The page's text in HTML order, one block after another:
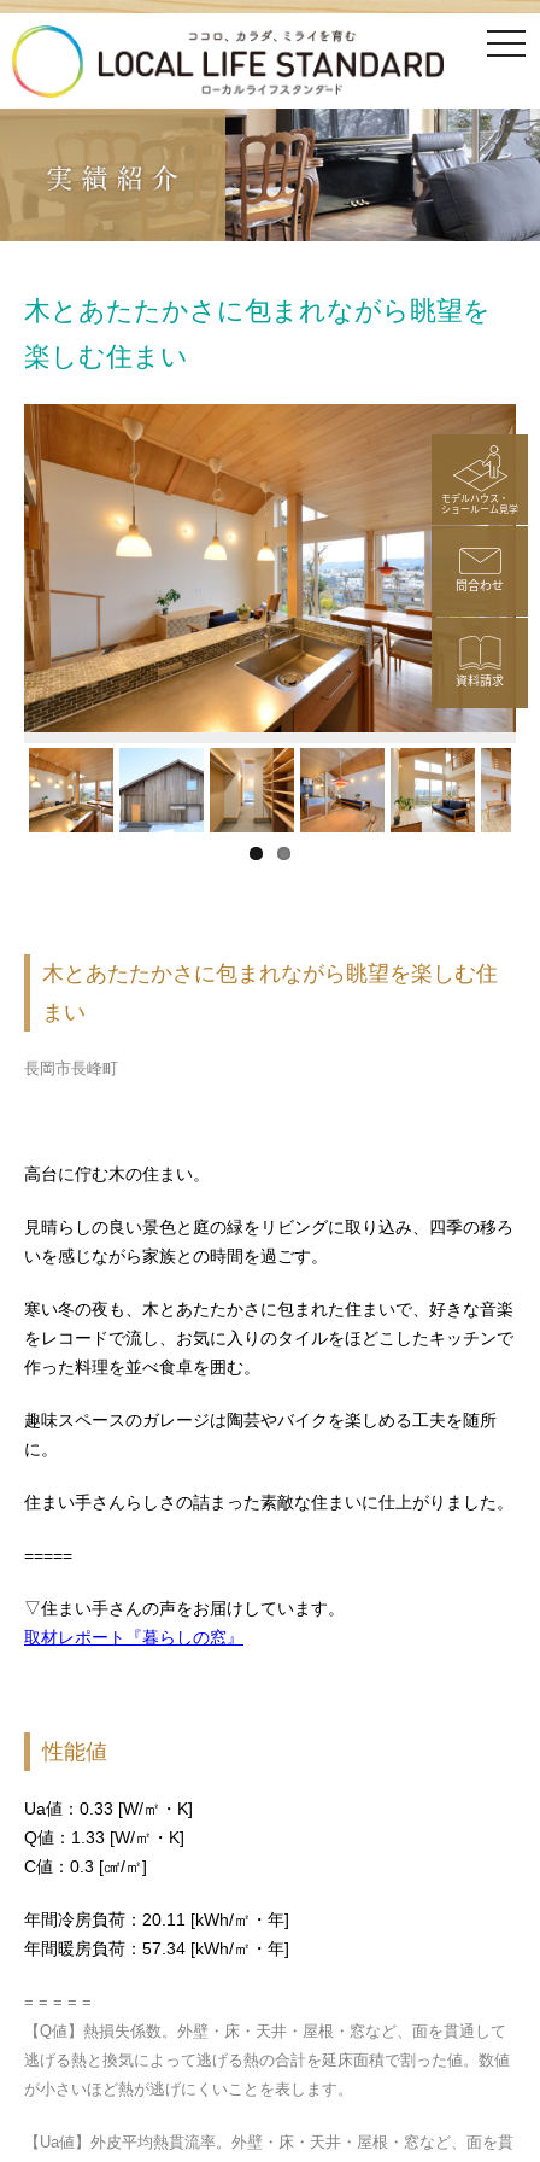
モデルハウス・
ショールーム見学
問合わせ
資料請求
木とあたたかさに包まれながら眺望を
楽しむ住まい
木とあたたかさに包まれながら眺望を楽しむ住
まい
長岡市長峰町
高台に佇む木の住まい。
見晴らしの良い景色と庭の緑をリビングに取り込み、四季の移ろ
いを感じながら家族との時間を過ごす。
寒い冬の夜も、木とあたたかさに包まれた住まいで、好きな音楽
をレコードで流し、お気に入りのタイルをほどこしたキッチンで
作った料理を並べ食卓を囲む。
趣味スペースのガレージは陶芸やバイクを楽しめる工夫を随所
に。
住まい手さんらしさの詰まった素敵な住まいに仕上がりました。
=====
▽住まい手さんの声をお届けしています。
取材レポート『暮らしの窓』
性能値
Ua値：0.33 [W/㎡・K]
Q値：1.33 [W/㎡・K]
C値：0.3 [㎠/㎡]
年間冷房負荷：20.11 [kWh/㎡・年]
年間暖房負荷：57.34 [kWh/㎡・年]
= = = = =
【Q値】熱損失係数。外壁・床・天井・屋根・窓など、面を貫通して
逃げる熱と換気によって逃げる熱の合計を延床面積で割った値。数値
が小さいほど熱が逃げにくいことを表します。
【Ua値】外皮平均熱貫流率。外壁・床・天井・屋根・窓など、面を貫